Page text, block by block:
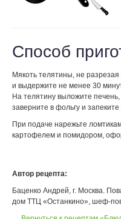
Способ
Мякоть телятины, не
и выдержите не менее 30
На телятину выложите
заверните в фольгу и запеките
При подаче нарежьте
картофелем и помидором,
Автор рецепта:
Баценко Андрей, г. Москва.
дом ТТЦ «Останкино», шеф-